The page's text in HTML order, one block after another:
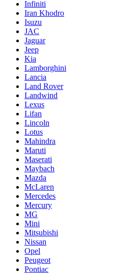
Infiniti
Iran Khodro
Isuzu
JAC
Jaguar
Jeep
Kia
Lamborghini
Lancia
Land Rover
Landwind
Lexus
Lifan
Lincoln
Lotus
Mahindra
Maruti
Maserati
Maybach
Mazda
McLaren
Mercedes
Mercury
MG
Mini
Mitsubishi
Nissan
Opel
Peugeot
Pontiac